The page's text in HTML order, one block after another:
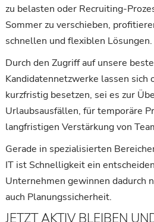
zu belasten oder Recruiting-
Sommer zu verschieben,
schnellen und flexiblen Lösungen.
Durch den Zugriff auf unsere
Kandidatennetzwerke lassen sich
kurzfristig besetzen, sei es zur
Urlaubsausfällen, für temporäre
langfristigen Verstärkung von
Gerade in spezialisierten
IT ist Schnelligkeit ein
Unternehmen gewinnen dadurch
auch Planungssicherheit.